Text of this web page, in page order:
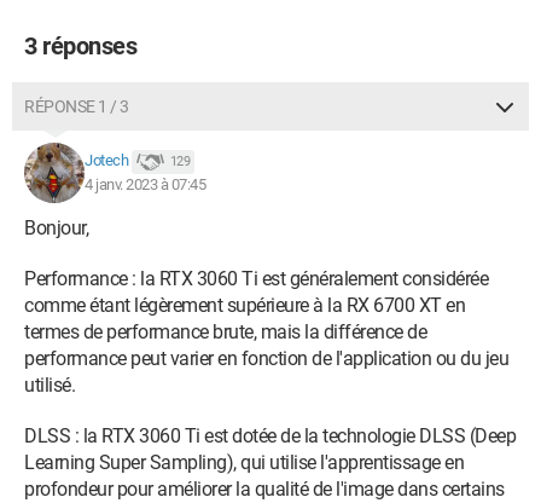
3 réponses
RÉPONSE 1 / 3
Jotech 129
4 janv. 2023 à 07:45
Bonjour,
Performance : la RTX 3060 Ti est généralement considérée
comme étant légèrement supérieure à la RX 6700 XT en
termes de performance brute, mais la différence de
performance peut varier en fonction de l'application ou du jeu
utilisé.
DLSS : la RTX 3060 Ti est dotée de la technologie DLSS (Deep
Learning Super Sampling), qui utilise l'apprentissage en
profondeur pour améliorer la qualité de l'image dans certains